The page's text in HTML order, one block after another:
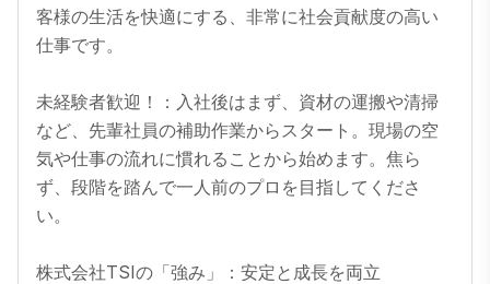
客様の生活を快適にする、非常に社会貢献度の高い
仕事です。
未経験者歓迎！：入社後はまず、資材の運搬や清掃
など、先輩社員の補助作業からスタート。現場の空
気や仕事の流れに慣れることから始めます。焦ら
ず、段階を踏んで一人前のプロを目指してくださ
い。
株式会社TSIの「強み」：安定と成長を両立